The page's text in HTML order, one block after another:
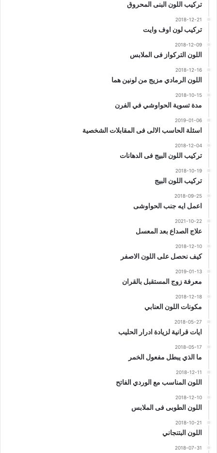
تركيب اللون البنى المحروق
2018-12-21
تركيب لون اوف وايت
2018-12-09
اللون التركواز فى الملابس
2018-12-16
اللون الرمادي مزيج من لونين هما
2018-10-15
مدة تسوية الحواوشي في الفرن
2019-01-06
اسئلة الحاسب الالى فى المقابلات الشخصية
2018-12-04
تركيب اللون البيج فى الدهانات
2018-10-19
تركيب اللون البيج
2018-09-25
اعمل ايه جنب الحواوشى
2021-10-22
علاج الصداع بعد المعسل
2018-12-10
كيف نحصل على اللون الاصفر
2019-01-13
معرفة زوج المستقبل بالقران
2018-12-18
مكونات اللون العنابي
2018-05-27
ايات قرانية لزيادة ادرار الحليب
2018-05-17
ما الذي يبطل مفعول الخمر
2018-12-11
اللون المناسب مع الوردي الفاتح
2018-12-10
اللون الطوبى فى الملابس
2018-10-21
اللون البتنجاني
2018-07-31